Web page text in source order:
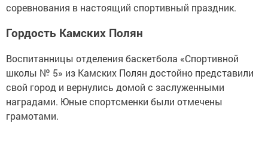
соревнования в настоящий спортивный праздник.
Гордость Камских Полян
Воспитанницы отделения баскетбола «Спортивной
школы № 5» из Камских Полян достойно представили
свой город и вернулись домой с заслуженными
наградами. Юные спортсменки были отмечены
грамотами.